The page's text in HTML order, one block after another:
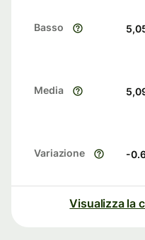
Basso
Media
Variazione -
Visualizza la